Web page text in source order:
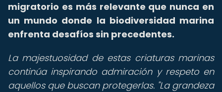
migratorio es más relevante que nunca en
un mundo donde la biodiversidad marina
enfrenta desafíos sin precedentes.
La majestuosidad de estas criaturas marinas
continúa inspirando admiración y respeto en
aquellos que buscan protegerlas. "La grandeza